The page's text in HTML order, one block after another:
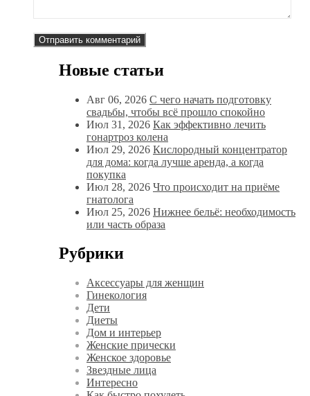
Новые статьи
Авг 06, 2026 С чего начать подготовку
свадьбы, чтобы всё прошло спокойно
Июл 31, 2026 Как эффективно лечить
гонартроз колена
Июл 29, 2026 Кислородный концентратор
для дома: когда лучше аренда, а когда
покупка
Июл 28, 2026 Что происходит на приёме
гнатолога
Июл 25, 2026 Нижнее бельё: необходимость
или часть образа
Рубрики
Аксессуары для женщин
Гинекология
Дети
Диеты
Дом и интерьер
Женские прически
Женское здоровье
Звездные лица
Интересно